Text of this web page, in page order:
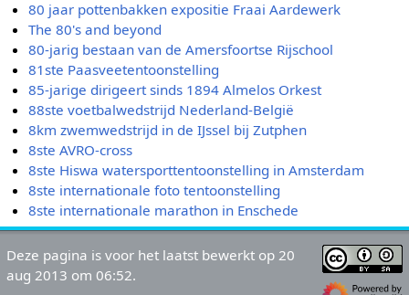
80 jaar pottenbakken expositie Fraai Aardewerk
The 80's and beyond
80-jarig bestaan van de Amersfoortse Rijschool
81ste Paasveetentoonstelling
85-jarige dirigeert sinds 1894 Almelos Orkest
88ste voetbalwedstrijd Nederland-België
8km zwemwedstrijd in de IJssel bij Zutphen
8ste AVRO-cross
8ste Hiswa watersporttentoonstelling in Amsterdam
8ste internationale foto tentoonstelling
8ste internationale marathon in Enschede
Deze pagina is voor het laatst bewerkt op 20
aug 2013 om 06:52.